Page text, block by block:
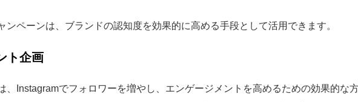
ンペーンは、ブランドの認知度を効果的に高める手段として活用できます。
ト企画
、Instagramでフォロワーを増やし、エンゲージメントを高めるための効果的な